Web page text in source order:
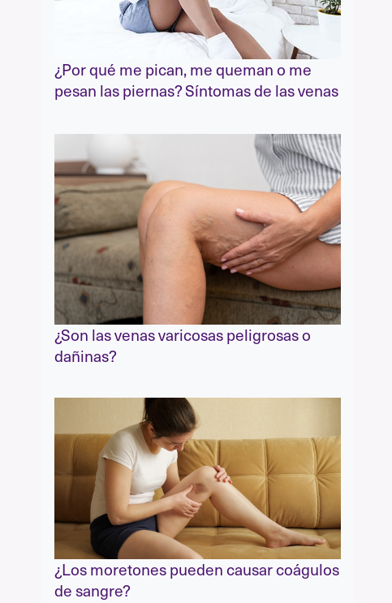
¿Por qué me pican, me queman o me
pesan las piernas? Síntomas de las venas
causas
¿Son las venas varicosas peligrosas o
dañinas?
¿Los moretones pueden causar coágulos
de sangre?